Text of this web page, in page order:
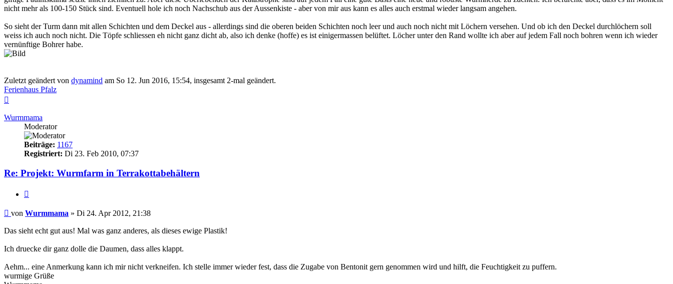
nicht mehr als 100-150 Stück sind. Eventuell hole ich noch Nachschub aus der Aussenkiste - aber von mir aus kann es alles auch erstmal wieder langsam angehen.
So sieht der Turm dann mit allen Schichten und dem Deckel aus - allerdings sind die oberen beiden Schichten noch leer und auch noch nicht mit Löchern versehen. Und ob ich den Deckel durchlöchern soll
weiss ich auch noch nicht. Die Töpfe schliessen eh nicht ganz dicht ab, also ich denke (hoffe) es ist einigermassen belüftet. Löcher unter den Rand wollte ich aber auf jedem Fall noch bohren wenn ich wieder
vernünftige Bohrer habe.
Zuletzt geändert von dynamind am So 12. Jun 2016, 15:54, insgesamt 2-mal geändert.
Ferienhaus Pfalz
Wurmmama
Moderator
Beiträge: 1167
Registriert: Di 23. Feb 2010, 07:37
Re: Projekt: Wurmfarm in Terrakottabehältern
Beitrag
von Wurmmama » Di 24. Apr 2012, 21:38
Das sieht echt gut aus! Mal was ganz anderes, als dieses ewige Plastik!
Ich druecke dir ganz dolle die Daumen, dass alles klappt.
Aehm... eine Anmerkung kann ich mir nicht verkneifen. Ich stelle immer wieder fest, dass die Zugabe von Bentonit gern genommen wird und hilft, die Feuchtigkeit zu puffern.
wurmige Grüße